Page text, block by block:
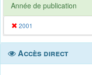
Année de publication
2001
Accès direct